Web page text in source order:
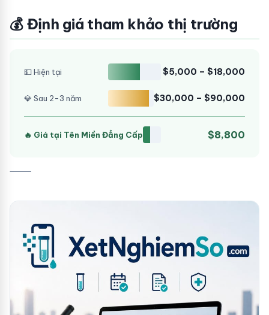
💰 Định giá tham khảo thị trường
💵 Hiện tại $5,000 – $18,000
💎 Sau 2-3 năm $30,000 – $90,000
🔥 Giá tại Tên Miền Đẳng Cấp $8,800
⸻